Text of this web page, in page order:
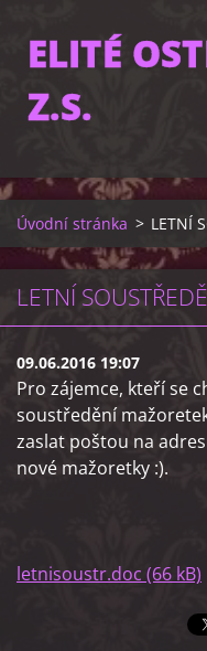
ELITÉ
Z.S.
Úvodní stránka > LETNÍ
LETNÍ
09.06.2016 19:07
Pro zájemce, kteří se
soustředění
zaslat poštou na
nové mažoretky :).
letnisoustr.doc (66 kB)